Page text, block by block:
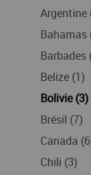
Argentine
Bahamas
Barbades
Belize (1)
Bolivie (3)
Brésil (7)
Canada
Chili (3)